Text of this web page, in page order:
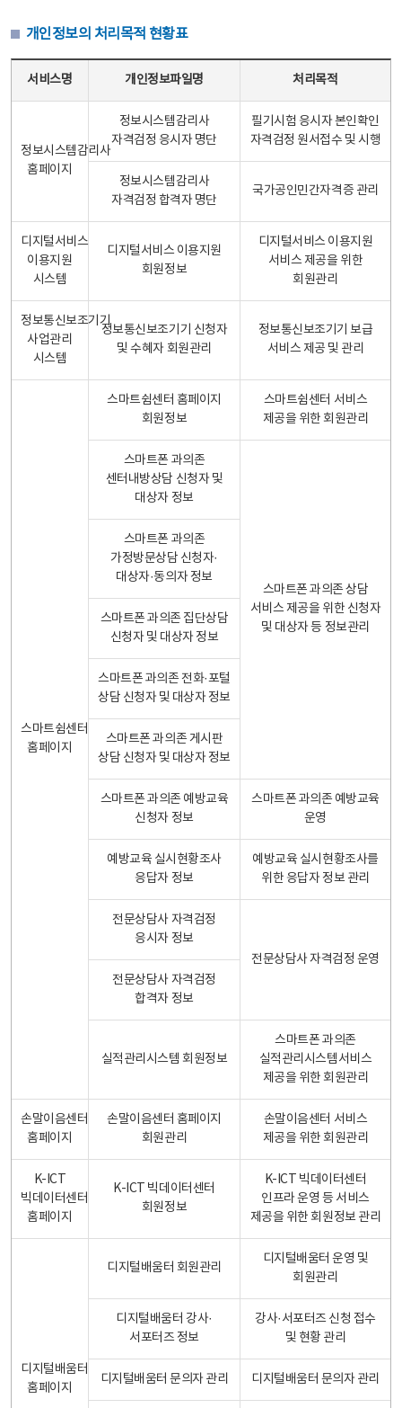
개인정보의 처리목적 현황표
서비스명 개인정보파일명 처리목적
정보시스템감리사
홈페이지
정보시스템감리사
자격검정 응시자 명단
필기시험 응시자 본인확인
자격검정 원서접수 및 시행
정보시스템감리사
자격검정 합격자 명단
국가공인민간자격증 관리
디지털서비스
이용지원
시스템
디지털서비스 이용지원
회원정보
디지털서비스 이용지원
서비스 제공을 위한
회원관리
정보통신보조기기
사업관리
시스템
정보통신보조기기 신청자
및 수혜자 회원관리
정보통신보조기기 보급
서비스 제공 및 관리
스마트쉼센터
홈페이지
스마트쉼센터 홈페이지
회원정보
스마트쉼센터 서비스
제공을 위한 회원관리
스마트폰 과의존
센터내방상담 신청자 및
대상자 정보
스마트폰 과의존 상담
서비스 제공을 위한 신청자
및 대상자 등 정보관리
스마트폰 과의존
가정방문상담 신청자·
대상자·동의자 정보
스마트폰 과의존 집단상담
신청자 및 대상자 정보
스마트폰 과의존 전화·포털
상담 신청자 및 대상자 정보
스마트폰 과의존 게시판
상담 신청자 및 대상자 정보
스마트폰 과의존 예방교육
신청자 정보
스마트폰 과의존 예방교육
운영
예방교육 실시현황조사
응답자 정보
예방교육 실시현황조사를
위한 응답자 정보 관리
전문상담사 자격검정
응시자 정보
전문상담사 자격검정 운영
전문상담사 자격검정
합격자 정보
실적관리시스템 회원정보
스마트폰 과의존
실적관리시스템서비스
제공을 위한 회원관리
손말이음센터
홈페이지
손말이음센터 홈페이지
회원관리
손말이음센터 서비스
제공을 위한 회원관리
K-ICT
빅데이터센터
홈페이지
K-ICT 빅데이터센터
회원정보
K-ICT 빅데이터센터
인프라 운영 등 서비스
제공을 위한 회원정보 관리
디지털배움터
홈페이지
디지털배움터 회원관리
디지털배움터 운영 및
회원관리
디지털배움터 강사·
서포터즈 정보
강사·서포터즈 신청 접수
및 현황 관리
디지털배움터 문의자 관리 디지털배움터 문의자 관리